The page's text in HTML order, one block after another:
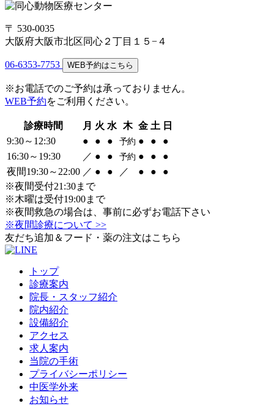
〒 530-0035
大阪府大阪市北区同心２丁目１５−４
06-6353-7753 WEB予約はこちら
※お電話でのご予約は承っておりません。
WEB予約をご利用ください。
診療時間 月 火 水 木 金 土 日
9:30～12:30
● ● ● 予約 ● ●
●
16:30～19:30
／ ● ● 予約 ● ●
●
夜間19:30～22:00 ／ ● ● ／ ● ●
●
※夜間受付21:30まで
※木曜は受付19:00まで
※夜間救急の場合は、事前に必ずお電話下さい
※夜間診療について >>
友だち追加＆フード・薬の注文はこちら
トップ
診療案内
院長・スタッフ紹介
院内紹介
設備紹介
アクセス
求人案内
当院の手術
プライバシーポリシー
中医学外来
お知らせ